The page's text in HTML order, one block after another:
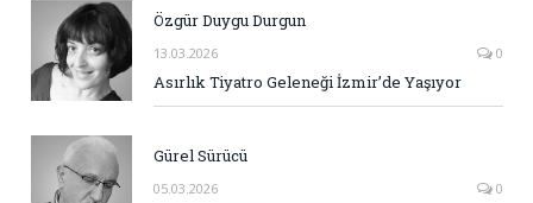
Özgür Duygu Durgun
13.03.2026 0
Asırlık Tiyatro Geleneği İzmir’de Yaşıyor
Gürel Sürücü
05.03.2026 0